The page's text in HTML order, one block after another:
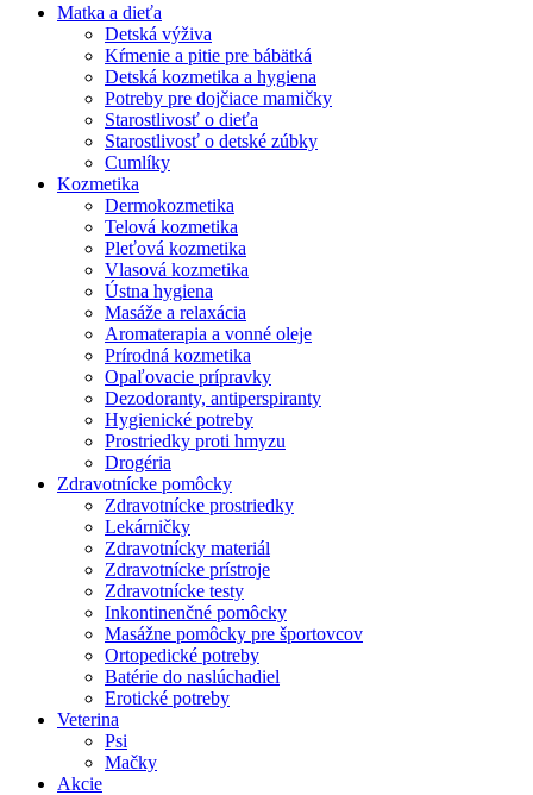
Matka a dieťa
Detská výživa
Kŕmenie a pitie pre bábätká
Detská kozmetika a hygiena
Potreby pre dojčiace mamičky
Starostlivosť o dieťa
Starostlivosť o detské zúbky
Cumlíky
Kozmetika
Dermokozmetika
Telová kozmetika
Pleťová kozmetika
Vlasová kozmetika
Ústna hygiena
Masáže a relaxácia
Aromaterapia a vonné oleje
Prírodná kozmetika
Opaľovacie prípravky
Dezodoranty, antiperspiranty
Hygienické potreby
Prostriedky proti hmyzu
Drogéria
Zdravotnícke pomôcky
Zdravotnícke prostriedky
Lekárničky
Zdravotnícky materiál
Zdravotnícke prístroje
Zdravotnícke testy
Inkontinenčné pomôcky
Masážne pomôcky pre športovcov
Ortopedické potreby
Batérie do naslúchadiel
Erotické potreby
Veterina
Psi
Mačky
Akcie